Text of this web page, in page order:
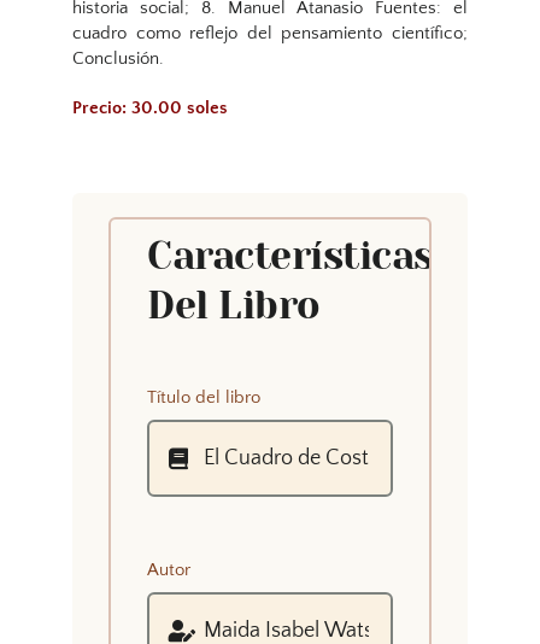
historia social; 8. Manuel Atanasio Fuentes: el
cuadro como reflejo del pensamiento científico;
Conclusión.
Precio: 30.00 soles
Características
Del Libro
Título del libro
Autor